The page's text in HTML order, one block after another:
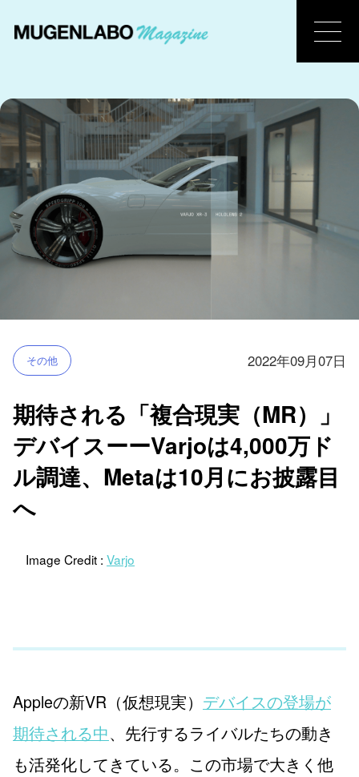
その他 2022年09月07日
期待される「複合現実（MR）」
デバイスーーVarjoは4,000万ド
ル調達、Metaは10月にお披露目
へ
Image Credit : Varjo
Appleの新VR（仮想現実） デバイスの登場が
期待される中、先行するライバルたちの動き
も活発化してきている。この市場で大きく他